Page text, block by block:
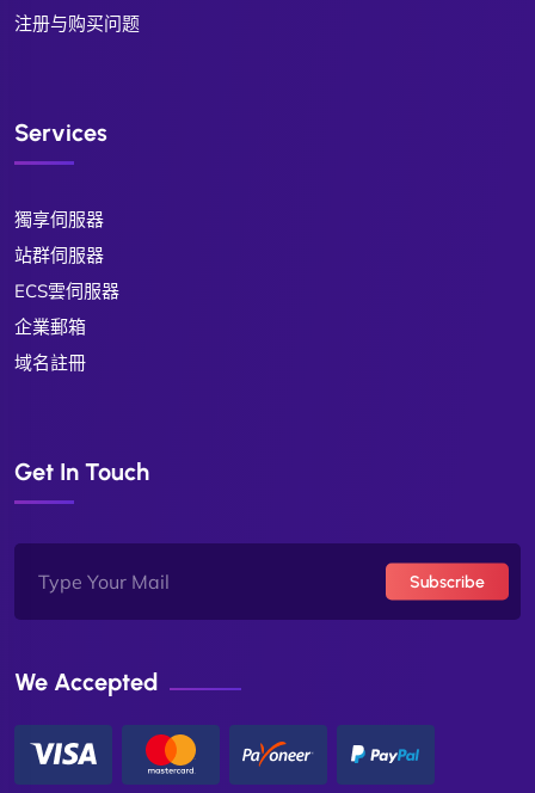
注册与购买问题
Services
獨享伺服器
站群伺服器
ECS雲伺服器
企業郵箱
域名註冊
Get In Touch
Subscribe
We Accepted